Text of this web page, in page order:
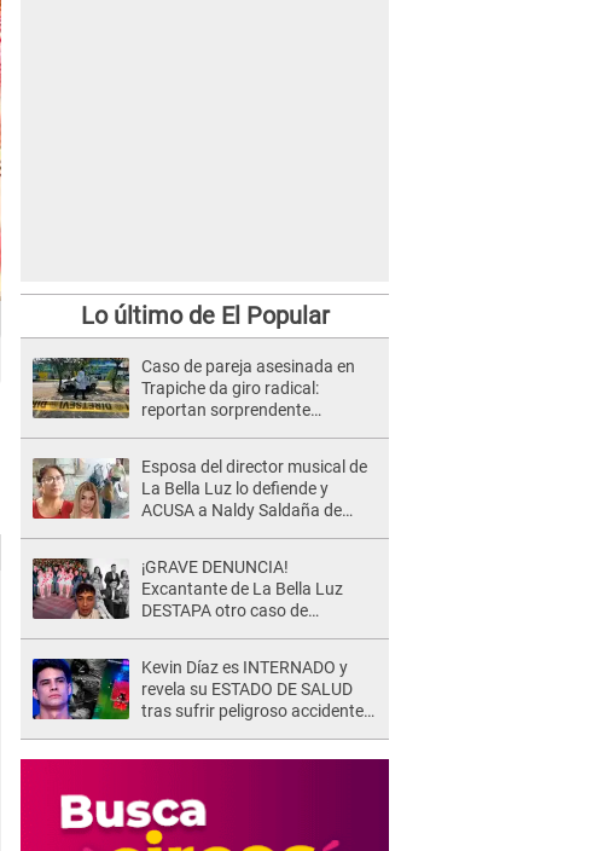
Peruano es vinculado con red de pedofilia.
Lo último de El Popular
Caso de pareja asesinada en
Trapiche da giro radical:
reportan sorprendente
Esposa del director musical de
La Bella Luz lo defiende y
ACUSA a Naldy Saldaña de
¡GRAVE DENUNCIA!
Excantante de La Bella Luz
DESTAPA otro caso de
represalias: "Yo siempre..."
Kevin Díaz es INTERNADO y
revela su ESTADO DE SALUD
tras sufrir peligroso accidente